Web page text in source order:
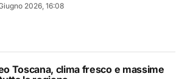
2026, 16:08
Toscana, clima fresco e massime